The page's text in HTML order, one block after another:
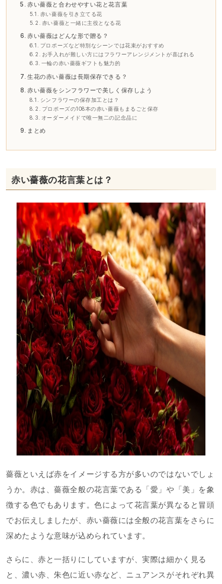
赤い薔薇と合わせやすい花と花言葉
赤い薔薇を引き立てる花
赤い薔薇と一緒に主役となる花
赤い薔薇はどんな形で贈る？
プロポーズなど特別なシーンでは花束がおすすめ
お手入れが難しい方にはフラワーアレンジメントが喜ばれる
一輪の赤い薔薇ギフトも魅力的
生花の赤い薔薇は長期保存できる？
赤い薔薇をシンフラワーで美しく保存しよう
シンフラワーの保存加工とは？
プロポーズの108本の赤い薔薇もまるごと保存
オーダーメイドで唯一無二の記念品に
まとめ
赤い薔薇の花言葉とは？
薔薇といえば赤をイメージする方が多いのではないでしょ
うか。赤は、薔薇全般の花言葉である「愛」や「美」を象
徴する色でもあります。色によって花言葉が異なると冒頭
でお伝えしましたが、赤い薔薇には全般の花言葉をさらに
深めたような意味が込められています。
さらに、赤と一括りにしていますが、実際は細かく見る
と、濃い赤、朱色に近い赤など、ニュアンスがそれぞれ異